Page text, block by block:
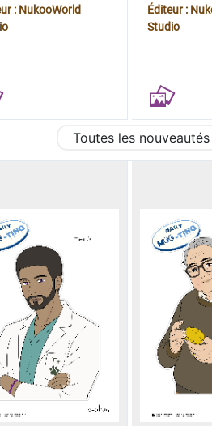
: NukooWorld
Éditeur :
Studio
Toutes les